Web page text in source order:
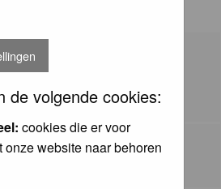
de volgende cookies:
cookies die er voor
onze website naar behoren
Birdpix